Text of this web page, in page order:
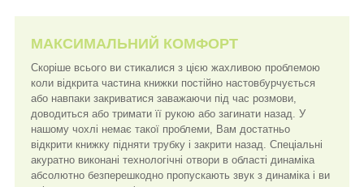
МАКСИМАЛЬНИЙ КОМФОРТ
Скоріше всього ви стикалися з цією жахливою проблемою
коли відкрита частина книжки постійно настовбурчується
або навпаки закриватися заважаючи під час розмови,
доводиться або тримати її рукою або загинати назад. У
нашому чохлі немає такої проблеми, Вам достатньо
відкрити книжку підняти трубку і закрити назад. Спеціальні
акуратно виконані технологічні отвори в області динаміка
абсолютно безперешкодно пропускають звук з динаміка і ви